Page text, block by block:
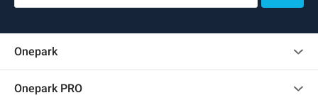
Onepark
Recrutement
Onepark PRO